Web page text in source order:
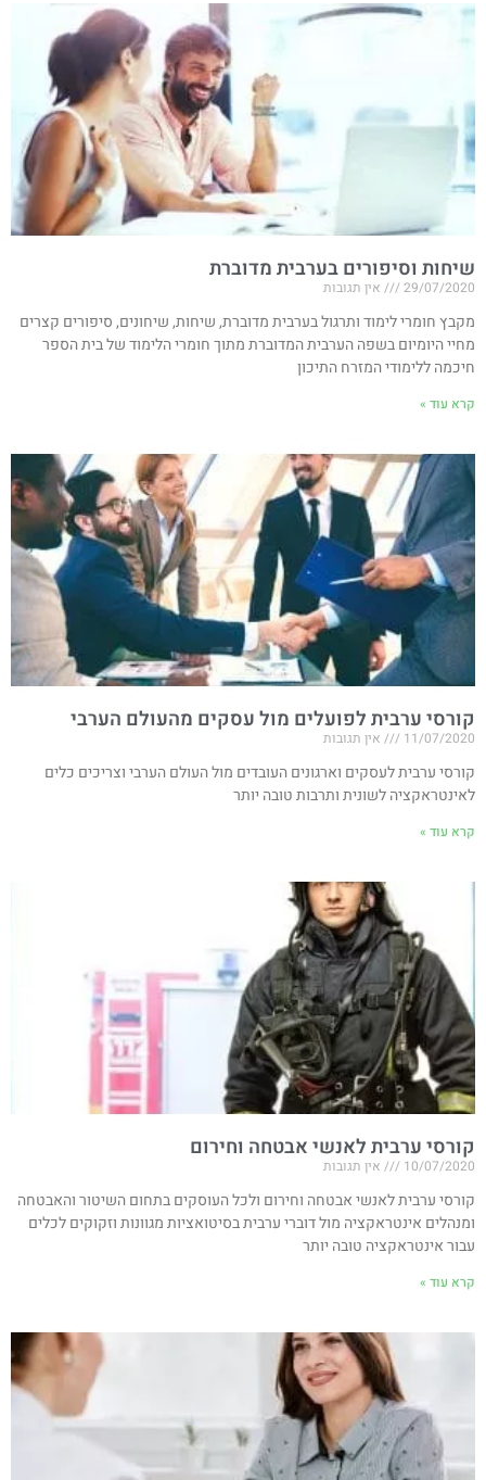
שיחות וסיפורים בערבית מדוברת
29/07/2020 אין תגובות
מקבץ חומרי לימוד ותרגול בערבית מדוברת, שיחות, שיחונים, סיפורים קצרים
מחיי היומיום בשפה הערבית המדוברת מתוך חומרי הלימוד של בית הספר
חיכמה ללימודי המזרח התיכון
קרא עוד »
קורסי ערבית לפועלים מול עסקים מהעולם הערבי
11/07/2020 אין תגובות
קורסי ערבית לעסקים וארגונים העובדים מול העולם הערבי וצריכים כלים
לאינטראקציה לשונית ותרבות טובה יותר
קרא עוד »
קורסי ערבית לאנשי אבטחה וחירום
10/07/2020 אין תגובות
קורסי ערבית לאנשי אבטחה וחירום ולכל העוסקים בתחום השיטור והאבטחה
ומנהלים אינטראקציה מול דוברי ערבית בסיטואציות מגוונות וזקוקים לכלים
עבור אינטראקציה טובה יותר
קרא עוד »